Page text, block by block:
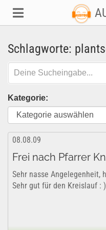
Schlagworte:
Kategorie:
08.08.09
Frei nach Pfarrer
Sehr nasse Angelegenheit,
Sehr gut für den Kreislauf : )